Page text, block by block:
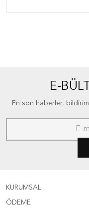
E-
En son haberler,
KURUMSAL
ÖDEME